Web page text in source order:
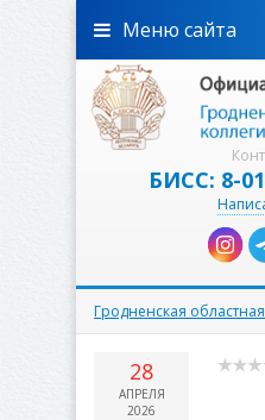
БИСС: 8-
Меню сайта
Гродненская
28
АПРЕЛЯ
2026